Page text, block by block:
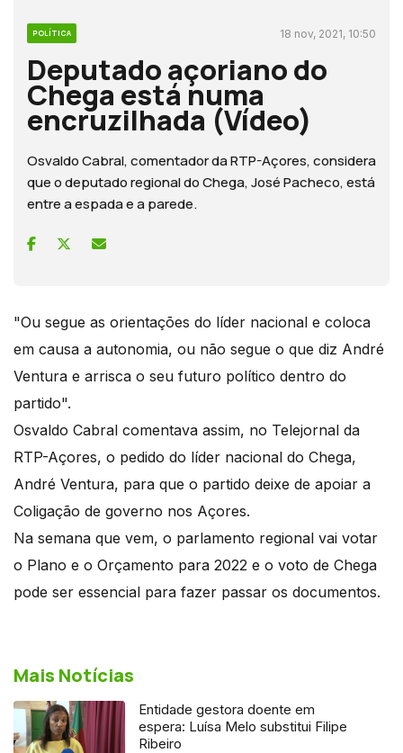
POLÍTICA 18 nov, 2021, 10:50
Deputado açoriano do
Chega está numa
encruzilhada (Vídeo)
Osvaldo Cabral, comentador da RTP-Açores, considera
que o deputado regional do Chega, José Pacheco, está
entre a espada e a parede.
"Ou segue as orientações do líder nacional e coloca
em causa a autonomia, ou não segue o que diz André
Ventura e arrisca o seu futuro político dentro do
partido".
Osvaldo Cabral comentava assim, no Telejornal da
RTP-Açores, o pedido do líder nacional do Chega,
André Ventura, para que o partido deixe de apoiar a
Coligação de governo nos Açores.
Na semana que vem, o parlamento regional vai votar
o Plano e o Orçamento para 2022 e o voto de Chega
pode ser essencial para fazer passar os documentos.
Mais Notícias
Entidade gestora doente em
espera: Luísa Melo substitui Filipe
Ribeiro